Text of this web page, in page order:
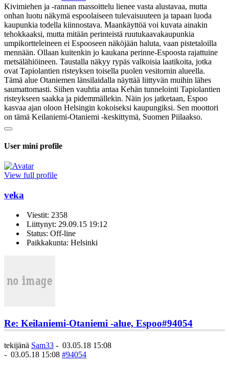
Kivimiehen ja -rannan massoittelu lienee vasta alustavaa, mutta
onhan luotu näkymä espoolaiseen tulevaisuuteen ja tapaan luoda
kaupunkia todella kiinnostava. Maankäyttöä voi kuvata ainakin
tehokkaaksi, mutta mitään perinteistä ruutukaavakaupunkia
umpikortteleineen ei Espooseen näköjään haluta, vaan pistetaloilla
mennään. Ollaan kuitenkin jo kaukana perinne-Espoosta rajattuine
metsälähiöineen. Taustalla näkyy rypäs valkoisia laatikoita, jotka
ovat Tapiolantien risteyksen toisella puolen vesitornin alueella.
Tämä alue Otaniemen länsilaidalla näyttää liittyvän muihin lähes
saumattomasti. Siihen vauhtia antaa Kehän tunnelointi Tapiolantien
risteykseen saakka ja pidemmällekin. Näin jos jatketaan, Espoo
kasvaa ajan oloon Helsingin kokoiseksi kaupungiksi. Sen moottori
on tämä Keilaniemi-Otaniemi -keskittymä, Suomen Piilaakso.
User mini profile
View full profile
veka
Viestit: 2358
Liittynyt: 29.09.15 19:12
Status: Off-line
Paikkakunta: Helsinki
Re: Keilaniemi-Otaniemi -alue, Espoo#94054
tekijänä Sam33 - 03.05.18 15:08
- 03.05.18 15:08 #94054